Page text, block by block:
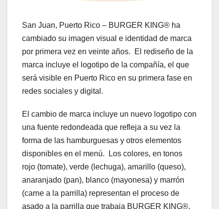
San Juan, Puerto Rico – BURGER KING® ha
cambiado su imagen visual e identidad de marca
por primera vez en veinte años. El rediseño de la
marca incluye el logotipo de la compañía, el que
será visible en Puerto Rico en su primera fase en
redes sociales y digital.
El cambio de marca incluye un nuevo logotipo con
una fuente redondeada que refleja a su vez la
forma de las hamburguesas y otros elementos
disponibles en el menú. Los colores, en tonos
rojo (tomate), verde (lechuga), amarillo (queso),
anaranjado (pan), blanco (mayonesa) y marrón
(carne a la parrilla) representan el proceso de
asado a la parrilla que trabaja BURGER KING®,